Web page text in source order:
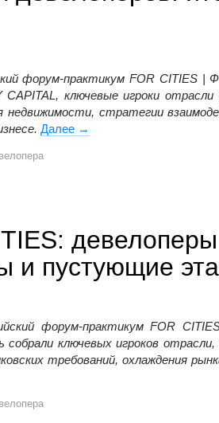
форум-практикум FOR
CAPITAL, ключевые игроки отрасли
стратегии
Далее Новые горизонты для
→
и пустующие
форум-практикум FOR
собрали ключевых игроков
требований, охлаждения
CITIES: девелоперы обсудили банки,